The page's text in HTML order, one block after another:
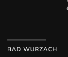
BAD WURZACH